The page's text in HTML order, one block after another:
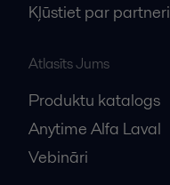
Kļūstiet par partneri
Atlasīts Jums
Produktu katalogs
Anytime Alfa Laval
Vebināri